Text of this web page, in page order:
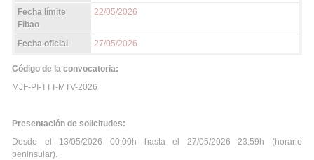
Fecha límite
Fibao
22/05/2026
Fecha oficial 27/05/2026
Código de la convocatoria:
MJF-PI-TTT-MTV-2026
Presentación de solicitudes:
Desde el 13/05/2026 00:00h hasta el 27/05/2026 23:59h (horario
peninsular).